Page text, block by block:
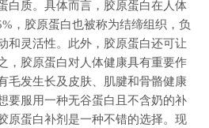
白质。具体而言，胶原蛋白在人体
，胶原蛋白也被称为结缔组织，负
和灵活性。此外，胶原蛋白还可让
，胶原蛋白对人体健康具有重要作
毛发生长及皮肤、肌腱和骨骼健康
要服用一种无谷蛋白且不含奶的补
原蛋白补剂是一种不错的选择。现